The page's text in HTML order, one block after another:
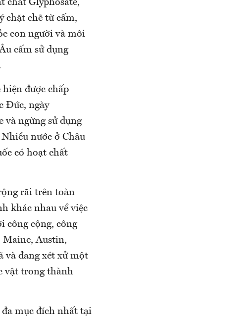
chất Glyphosate,
chặt chẽ từ cấm,
con người và môi
cấm sử dụng
được chấp
Đức, ngày
và ngừng sử dụng
nước ở Châu
có hoạt chất
rãi trên toàn
khác nhau về việc
công cộng, công
Maine, Austin,
và đang xét xử một
vật trong thành
đa mục đích nhất tại